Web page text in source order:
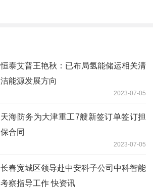
恒泰艾普王艳秋：已布局氢能储运相关清
洁能源发展方向
2023-07-05
天海防务为大津重工7艘新签订单签订担
保合同
2023-07-05
长春宽城区领导赴中安科子公司中科智能
考察指导工作 快资讯